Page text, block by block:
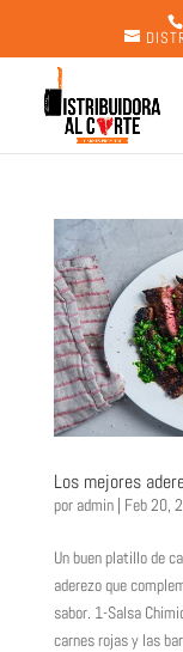
Los mejores
por admin| Feb 20,
Un buen platillo de
aderezo que
sabor. 1-Salsa
carnes rojas y las